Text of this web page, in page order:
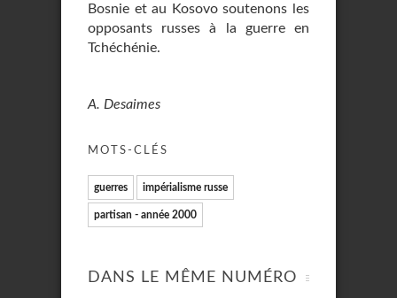
Bosnie et au Kosovo soutenons les
opposants russes à la guerre en
Tchéchénie.
A. Desaimes
MOTS-CLÉS
guerres impérialisme russe
partisan - année 2000
DANS LE MÊME NUMÉRO